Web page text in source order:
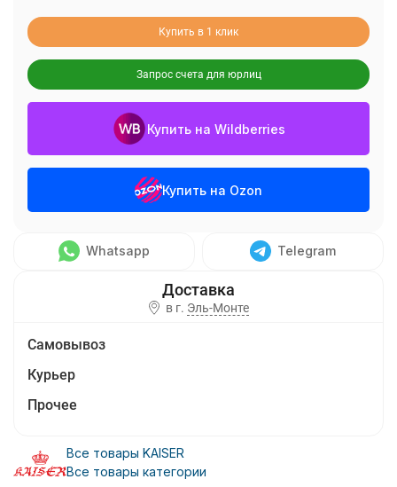
Купить в 1 клик
Запрос счета для юрлиц
Купить на Wildberries
Купить на Ozon
Whatsapp Telegram
в г. Эль-Монте
Самовывоз
Курьер
Прочее
Все товары KAISER
Все товары категории